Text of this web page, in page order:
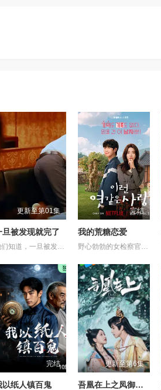
更新至第01集
旦被发现就完了
他们知道，一旦被发现，一切都会结束。 一对高中情侣努力守护他们的秘密恋情， 在嫉妒、误解和被发现的恐惧中艰难前行。 他们的爱情始于学校空无一人的体育器材室。 他们立下一个约定： 「如果有人发现我们的关系，我们就分手。」 他们相爱——却不得不隐藏。 一个关于两个少年在冲突、距离与脆弱中学会爱的动人成长故事。
完结
我的荒糖恋爱
野心勃勃的女检察官高恩世（贺营 饰）意外失忆，住进拳击教练张泰河（丁海寅 饰）家中，对方还自称是她的男友。这段剪不断理还乱的棘手关系，能发展成一段真爱吗？
完结
以纸人镇百鬼
更新至第6集
吾凰在上之凤御四方